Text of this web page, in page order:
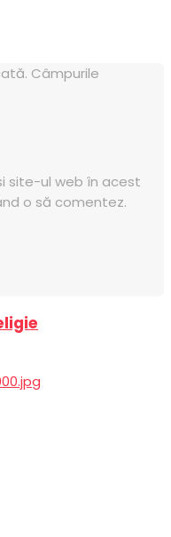
Câmpurile
site-ul web în acest
o să comentez.